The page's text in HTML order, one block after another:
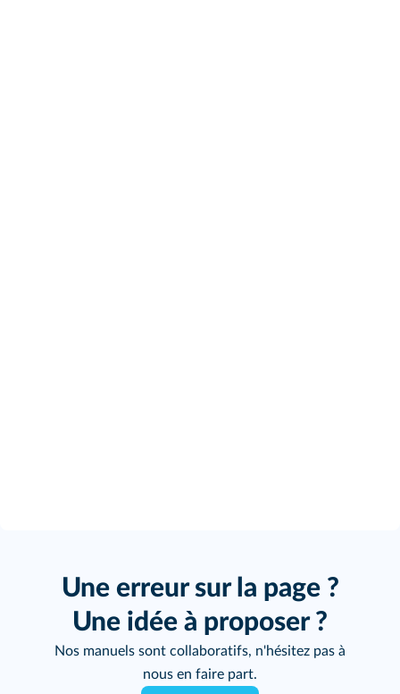
Une erreur sur la page ?
Une idée à proposer ?
Nos manuels sont collaboratifs, n'hésitez pas à
nous en faire part.